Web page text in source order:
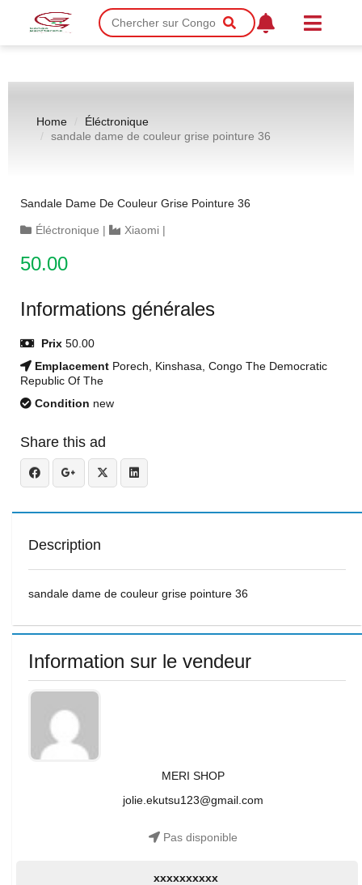
Home
Éléctronique
sandale dame de couleur grise pointure 36
Sandale Dame De Couleur Grise Pointure 36
Éléctronique | Xiaomi |
50.00
Informations générales
Prix 50.00
Emplacement Porech, Kinshasa, Congo The Democratic
Republic Of The
Condition new
Share this ad
Description
sandale dame de couleur grise pointure 36
Information sur le vendeur
MERI SHOP
jolie.ekutsu123@gmail.com
Pas disponible
xxxxxxxxxx